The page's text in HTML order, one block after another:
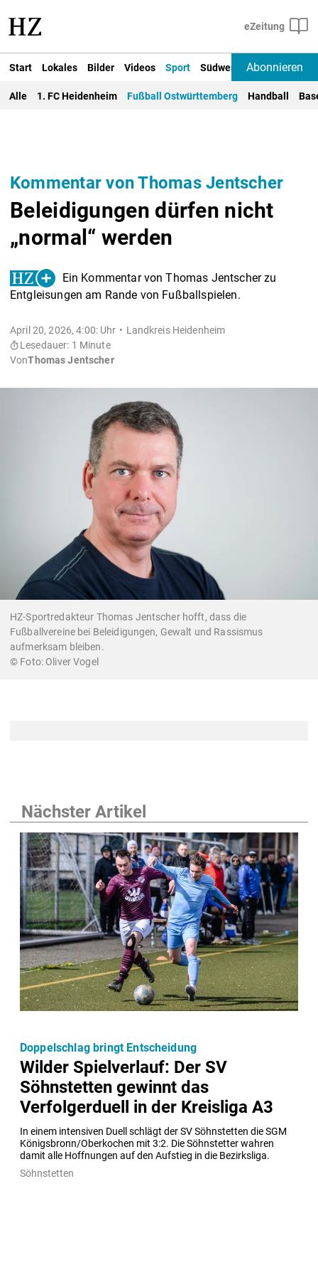
Start Lokales Bilder Videos Sport Südwest Deutschland
Abonnieren
Alle 1. FC Heidenheim Fußball Ostwürttemberg Handball
Kommentar von Thomas Jentscher
Beleidigungen dürfen nicht
„normal“ werden
Ein Kommentar von Thomas Jentscher zu
Entgleisungen am Rande von Fußballspielen.
April 20, 2026, 4:00: Uhr
Landkreis Heidenheim
Lesedauer: 1 Minute
VonThomas Jentscher
HZ-Sportredakteur Thomas Jentscher hofft, dass die
Fußballvereine bei Beleidigungen, Gewalt und Rassismus
aufmerksam bleiben.
Oliver Vogel
Nächster Artikel
Wilder Spielverlauf: Der SV
Söhnstetten gewinnt das
Verfolgerduell in der Kreisliga A3
In einem intensiven Duell schlägt der SV Söhnstetten die SGM
Königsbronn/Oberkochen mit 3:2. Die Söhnstetter wahren
damit alle Hoffnungen auf den Aufstieg in die Bezirksliga.
Doppelschlag bringt Entscheidung
Söhnstetten